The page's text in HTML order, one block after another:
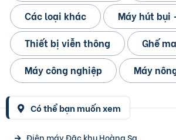
Các loại khác
Máy hút bụi
Thiết bị viễn thông
Ghế
Máy công nghiệp
Máy
Có thể bạn muốn xem
Điện máy Đặc khu Hoàng Sa